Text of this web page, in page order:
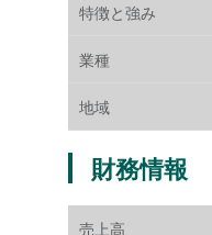
特徴と強み
業種
地域
財務情報
売上高